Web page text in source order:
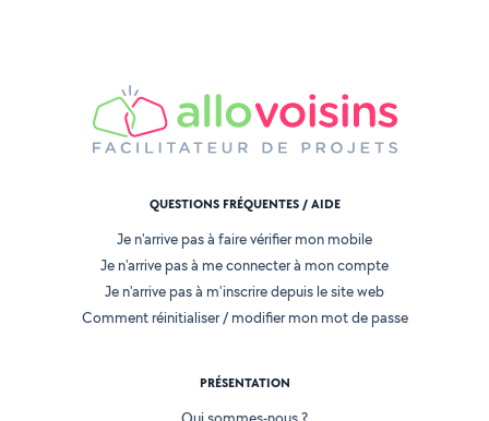
QUESTIONS FRÉQUENTES / AIDE
Je n'arrive pas à faire vérifier mon mobile
Je n'arrive pas à me connecter à mon compte
Je n'arrive pas à m'inscrire depuis le site web
Comment réinitialiser / modifier mon mot de passe
PRÉSENTATION